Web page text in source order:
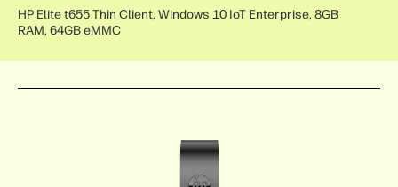
HP Elite t655 Thin Client, Windows 10 IoT Enterprise, 8GB
RAM, 64GB eMMC